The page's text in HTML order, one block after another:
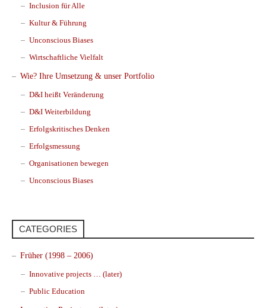
Inclusion für Alle
Kultur & Führung
Unconscious Biases
Wirtschaftliche Vielfalt
Wie? Ihre Umsetzung & unser Portfolio
D&I heißt Veränderung
D&I Weiterbildung
Erfolgskritisches Denken
Erfolgsmessung
Organisationen bewegen
Unconscious Biases
CATEGORIES
Früher (1998 – 2006)
Innovative projects … (later)
Public Education